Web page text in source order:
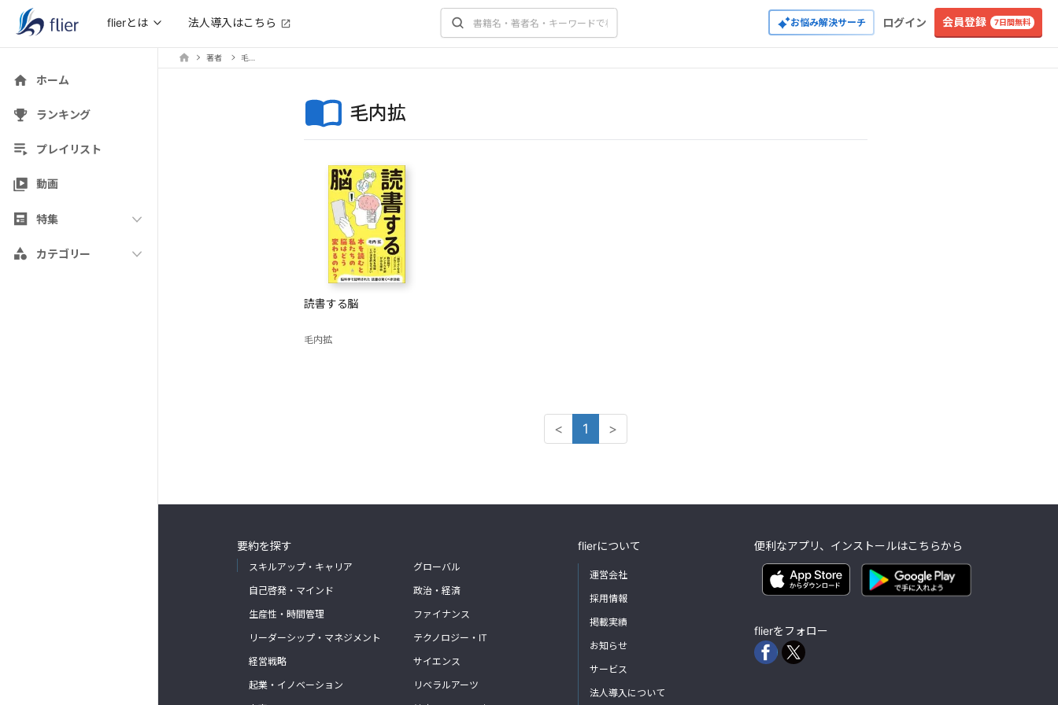
flierとは 法人導入はこちら お悩み解決サーチ ログイン 会員登録 7日間無料
ホーム
ランキング
プレイリスト
動画
特集
カテゴリー
著者
毛内拡
読書する脳
毛内拡
< 1 >
要約を探す
スキルアップ・キャリア
自己啓発・マインド
生産性・時間管理
リーダーシップ・マネジメント
経営戦略
起業・イノベーション
グローバル
政治・経済
ファイナンス
テクノロジー・IT
サイエンス
リベラルアーツ
flierについて
運営会社
採用情報
掲載実績
お知らせ
サービス
法人導入について
便利なアプリ、インストールはこちらから
flierをフォロー